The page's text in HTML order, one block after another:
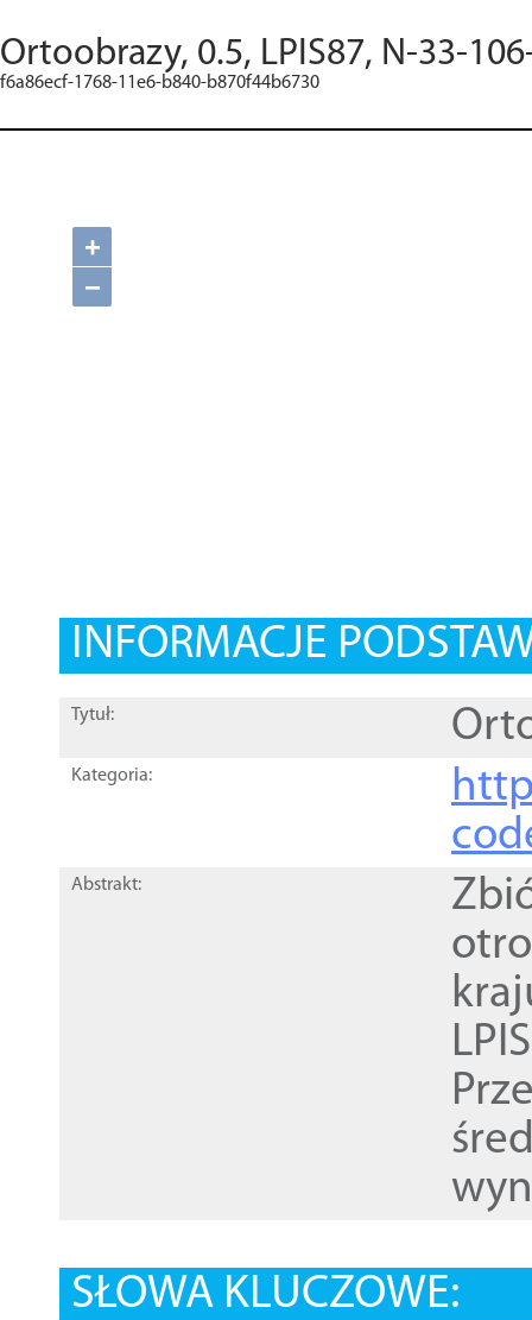
Ortoobrazy, 0.5, LPIS87, N-33-
f6a86ecf-1768-11e6-b840-b870f44b6730
+
−
INFORMACJE
Tytuł:
Kategoria:
Abstrakt:
SŁOWA KLUCZOWE: